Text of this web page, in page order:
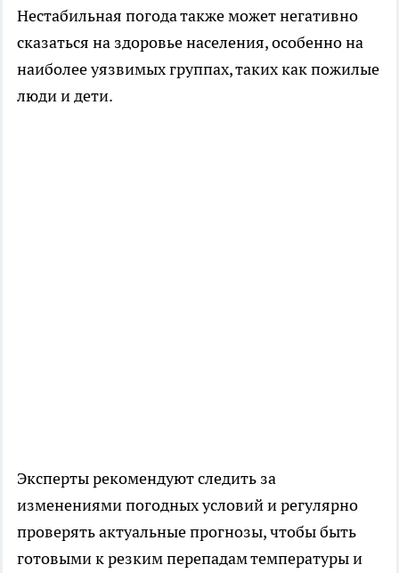
Нестабильная погода также может негативно
сказаться на здоровье населения, особенно на
наиболее уязвимых группах, таких как пожилые
люди и дети.
Эксперты рекомендуют следить за
изменениями погодных условий и регулярно
проверять актуальные прогнозы, чтобы быть
готовыми к резким перепадам температуры и